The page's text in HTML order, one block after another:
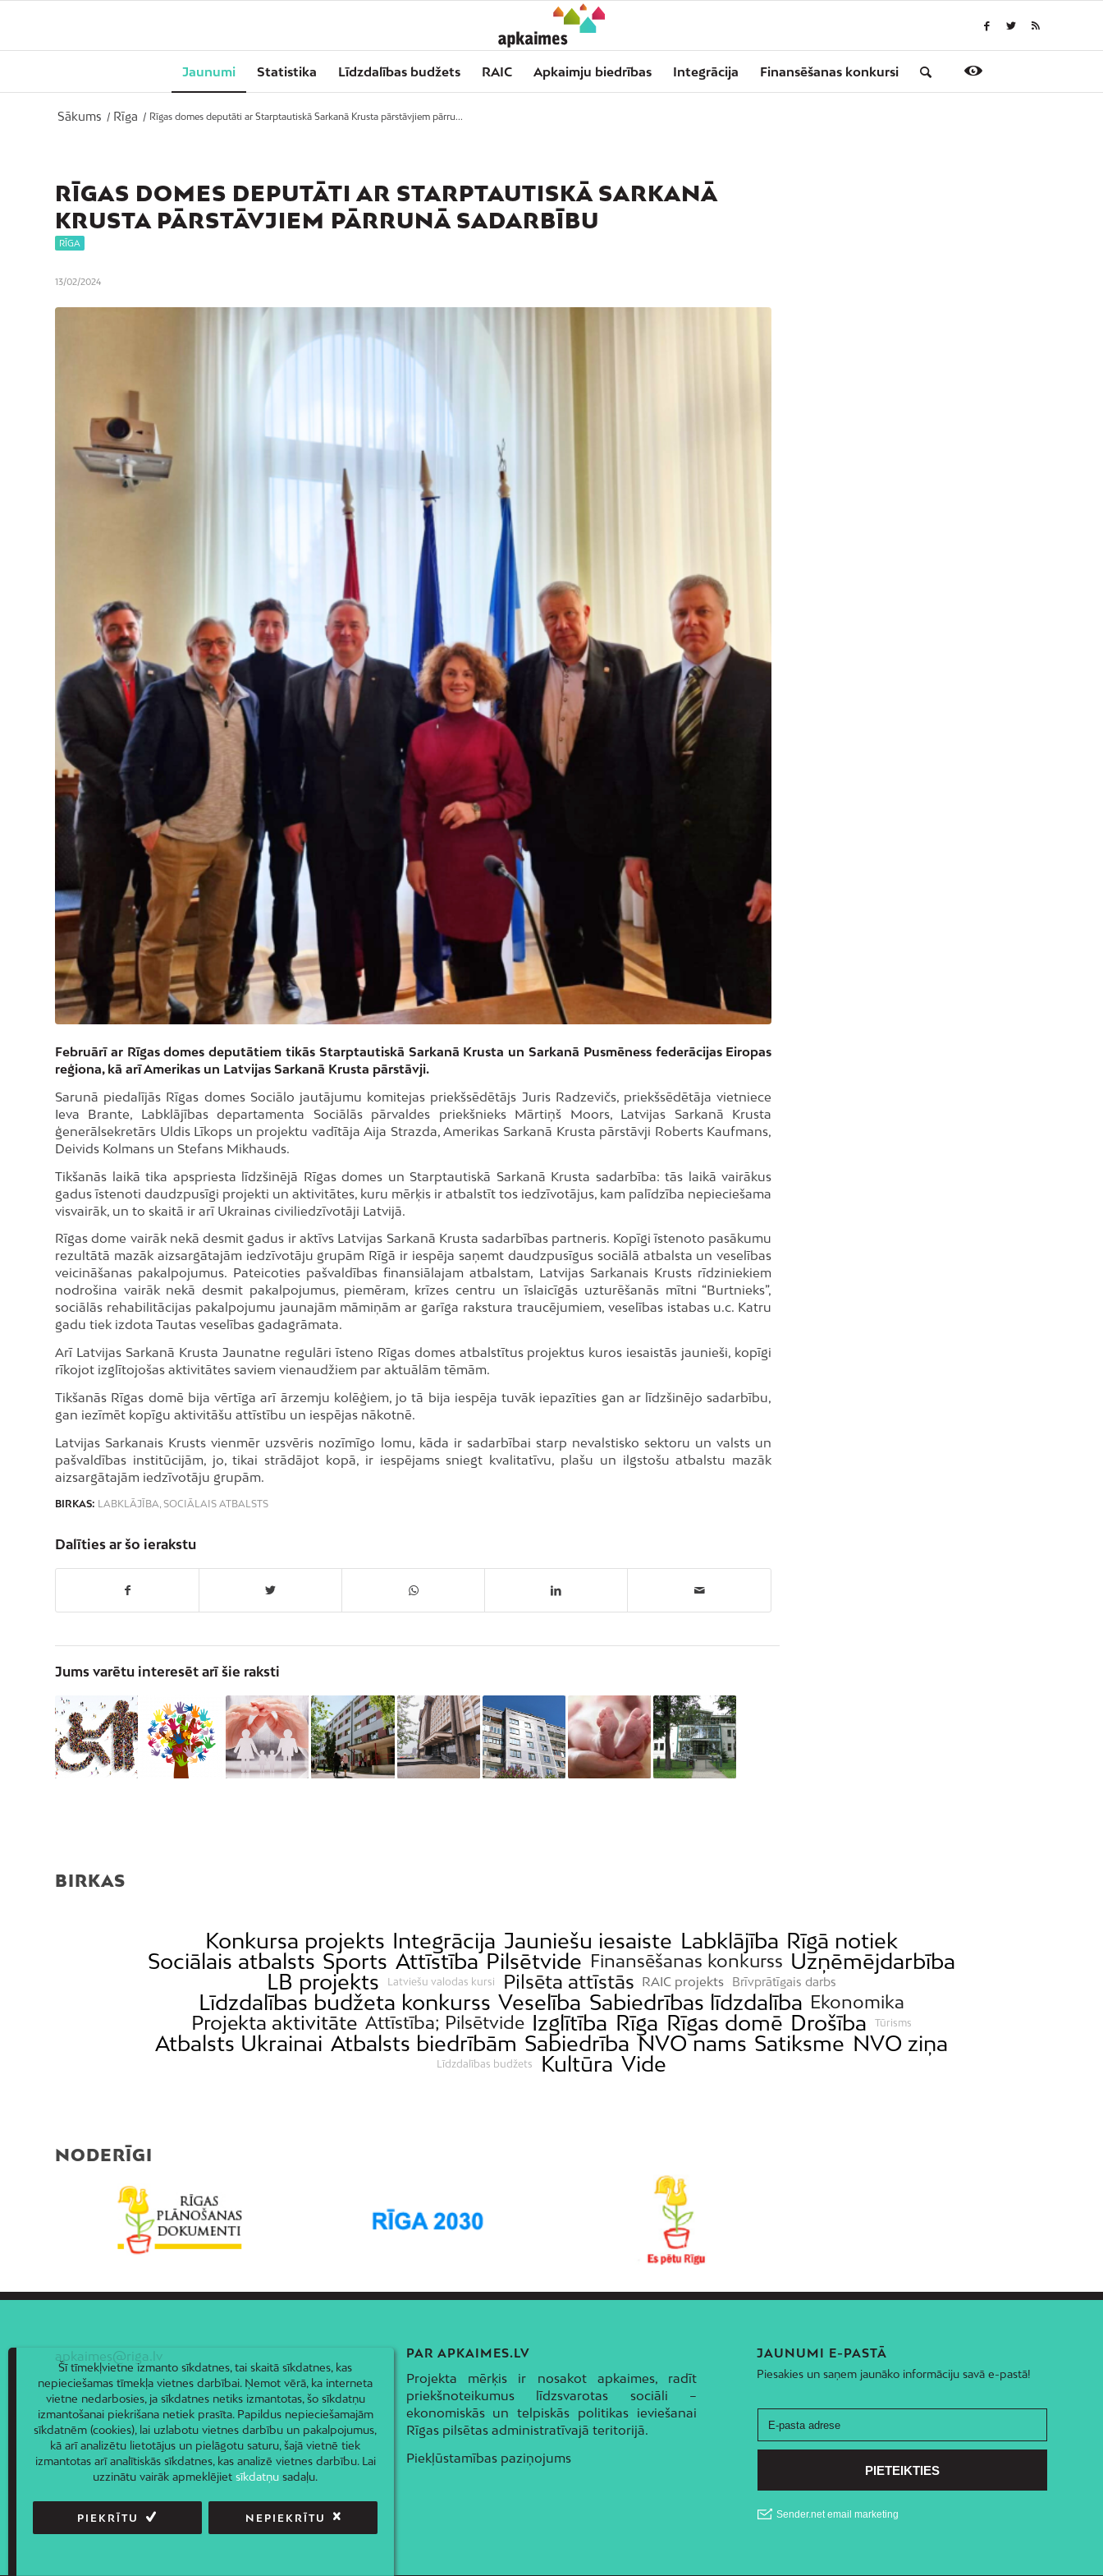
Jaunumi Statistika Līdzdalības budžets RAIC Apkaimju biedrības Integrācija Finansēšanas konkursi
Sākums / Rīga / Rīgas domes deputāti ar Starptautiskā Sarkanā Krusta pārstāvjiem pārru...
RĪGAS DOMES DEPUTĀTI AR STARPTAUTISKĀ SARKANĀ
KRUSTA PĀRSTĀVJIEM PĀRRUNĀ SADARBĪBU
RĪGA
13/02/2024
Februārī ar Rīgas domes deputātiem tikās Starptautiskā Sarkanā Krusta un Sarkanā Pusmēness federācijas Eiropas
reģiona, kā arī Amerikas un Latvijas Sarkanā Krusta pārstāvji.
Sarunā piedalījās Rīgas domes Sociālo jautājumu komitejas priekšsēdētājs Juris Radzevičs, priekšsēdētāja vietniece
Ieva Brante, Labklājības departamenta Sociālās pārvaldes priekšnieks Mārtiņš Moors, Latvijas Sarkanā Krusta
ģenerālsekretārs Uldis Līkops un projektu vadītāja Aija Strazda, Amerikas Sarkanā Krusta pārstāvji Roberts Kaufmans,
Deivids Kolmans un Stefans Mikhauds.
Tikšanās laikā tika apspriesta līdzšinējā Rīgas domes un Starptautiskā Sarkanā Krusta sadarbība: tās laikā vairākus
gadus īstenoti daudzpusīgi projekti un aktivitātes, kuru mērķis ir atbalstīt tos iedzīvotājus, kam palīdzība nepieciešama
visvairāk, un to skaitā ir arī Ukrainas civiliedzīvotāji Latvijā.
Rīgas dome vairāk nekā desmit gadus ir aktīvs Latvijas Sarkanā Krusta sadarbības partneris. Kopīgi īstenoto pasākumu
rezultātā mazāk aizsargātajām iedzīvotāju grupām Rīgā ir iespēja saņemt daudzpusīgus sociālā atbalsta un veselības
veicināšanas pakalpojumus. Pateicoties pašvaldības finansiālajam atbalstam, Latvijas Sarkanais Krusts rīdziniekiem
nodrošina vairāk nekā desmit pakalpojumus, piemēram, krīzes centru un īslaicīgās uzturēšanās mītni “Burtnieks”,
sociālās rehabilitācijas pakalpojumu jaunajām māmiņām ar garīga rakstura traucējumiem, veselības istabas u.c. Katru
gadu tiek izdota Tautas veselības gadagrāmata.
Arī Latvijas Sarkanā Krusta Jaunatne regulāri īsteno Rīgas domes atbalstītus projektus kuros iesaistās jaunieši, kopīgi
rīkojot izglītojošas aktivitātes saviem vienaudžiem par aktuālām tēmām.
Tikšanās Rīgas domē bija vērtīga arī ārzemju kolēģiem, jo tā bija iespēja tuvāk iepazīties gan ar līdzšinējo sadarbību,
gan iezīmēt kopīgu aktivitāšu attīstību un iespējas nākotnē.
Latvijas Sarkanais Krusts vienmēr uzsvēris nozīmīgo lomu, kāda ir sadarbībai starp nevalstisko sektoru un valsts un
pašvaldības institūcijām, jo, tikai strādājot kopā, ir iespējams sniegt kvalitatīvu, plašu un ilgstošu atbalstu mazāk
aizsargātajām iedzīvotāju grupām.
BIRKAS: LABKLĀJĪBA, SOCIĀLAIS ATBALSTS
Dalīties ar šo ierakstu
Jums varētu interesēt arī šie raksti
BIRKAS
Konkursa projekts Integrācija Jauniešu iesaiste Labklājība Rīgā notiek
Sociālais atbalsts Sports Attīstība Pilsētvide Finansēšanas konkurss Uzņēmējdarbība
LB projekts
Latviešu valodas kursi Pilsēta attīstās RAIC projekts Brīvprātīgais darbs
Līdzdalības budžeta konkurss Veselība Sabiedrības līdzdalība Ekonomika
Projekta aktivitāte Attīstība; Pilsētvide Izglītība Rīga Rīgas domē Drošība Tūrisms
Atbalsts Ukrainai Atbalsts biedrībām Sabiedrība NVO nams Satiksme NVO ziņa
Līdzdalības budžets Kultūra Vide
NODERĪGI
apkaimes@riga.lv PAR APKAIMES.LV
Projekta mērķis ir nosakot apkaimes, radīt
priekšnoteikumus līdzsvarotas sociāli –
ekonomiskās un telpiskās politikas ieviešanai
Rīgas pilsētas administratīvajā teritorijā.
Piekļūstamības paziņojums
JAUNUMI E-PASTĀ
Piesakies un saņem jaunāko informāciju savā e-pastā!
Šī tīmekļvietne izmanto sīkdatnes, tai skaitā sīkdatnes, kas
nepieciešamas tīmekļa vietnes darbībai. Ņemot vērā, ka interneta
vietne nedarbosies, ja sīkdatnes netiks izmantotas, šo sīkdatņu
izmantošanai piekrišana netiek prasīta. Papildus nepieciešamajām
sīkdatnēm (cookies), lai uzlabotu vietnes darbību un pakalpojumus,
kā arī analizētu lietotājus un pielāgotu saturu, šajā vietnē tiek
izmantotas arī analītiskās sīkdatnes, kas analizē vietnes darbību. Lai
uzzinātu vairāk apmeklējietsīkdatņu sadaļu.
PIEKRĪTU NEPIEKRĪTU